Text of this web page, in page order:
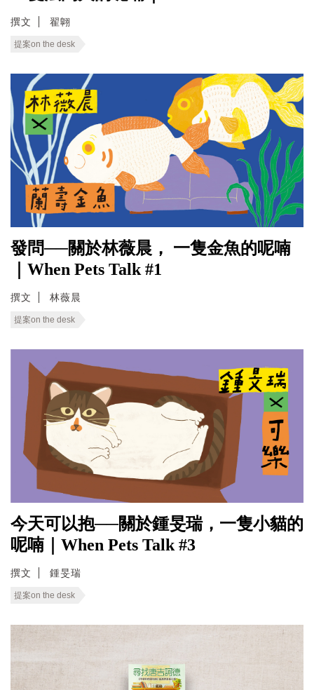
撰文 翟翺
提案on the desk
發問──關於林薇晨， 一隻金魚的呢喃
｜When Pets Talk #1
撰文 林薇晨
提案on the desk
今天可以抱──關於鍾旻瑞，一隻小貓的
呢喃｜When Pets Talk #3
撰文 鍾旻瑞
提案on the desk